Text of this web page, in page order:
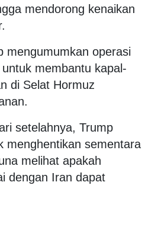
mendorong kenaikan
mengumumkan operasi
membantu kapal-
di Selat Hormuz
setelahnya, Trump
menghentikan sementara
melihat apakah
dengan Iran dapat